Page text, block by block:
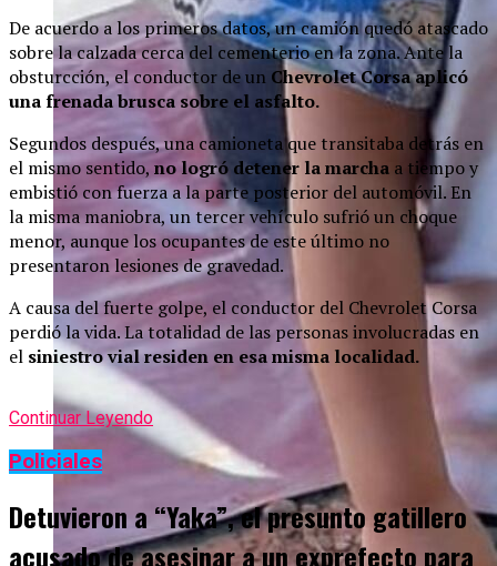
De acuerdo a los primeros datos, un camión quedó atascado
sobre la calzada cerca del cementerio en la zona. Ante la
obsturcción, el conductor de un Chevrolet Corsa aplicó
una frenada brusca sobre el asfalto.
Segundos después, una camioneta que transitaba detrás en
el mismo sentido, no logró detener la marcha a tiempo y
embistió con fuerza a la parte posterior del automóvil. En
la misma maniobra, un tercer vehículo sufrió un choque
menor, aunque los ocupantes de este último no
presentaron lesiones de gravedad.
A causa del fuerte golpe, el conductor del Chevrolet Corsa
perdió la vida. La totalidad de las personas involucradas en
el siniestro vial residen en esa misma localidad.
Continuar Leyendo
Policiales
Detuvieron a “Yaka”, el presunto gatillero
acusado de asesinar a un exprefecto para